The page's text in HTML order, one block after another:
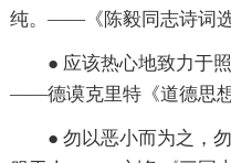
纯。——《陈毅同志诗词选
● 应该热心地致力于
——德谟克里特《道德思想
● 勿以恶小而为之，